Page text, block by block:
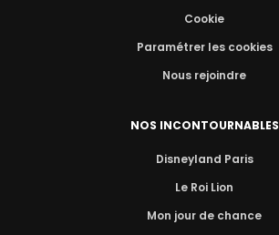
Cookie
Paramétrer les cookies
Nous rejoindre
NOS INCONTOURNABLES
Disneyland Paris
Le Roi Lion
Mon jour de chance